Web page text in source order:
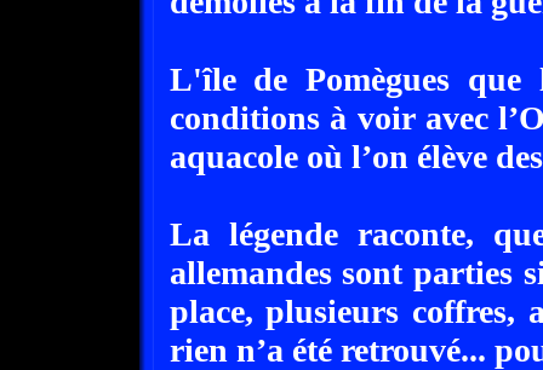
L'île de Pomègues que
conditions à voir avec
aquacole où l’on élève
La légende raconte,
allemandes sont parties
place, plusieurs coffres,
rien n’a été retrouvé...